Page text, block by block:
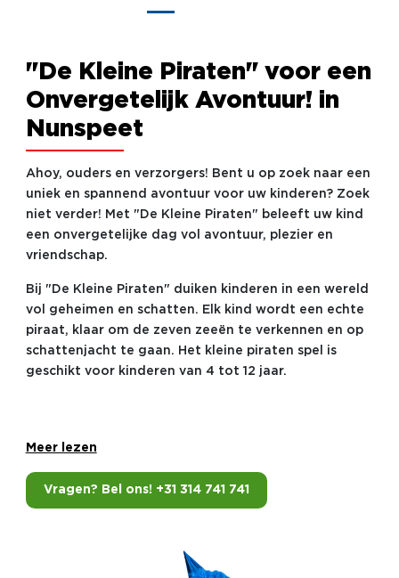
"De Kleine Piraten" voor een
Onvergetelijk Avontuur! in
Nunspeet
Ahoy, ouders en verzorgers! Bent u op zoek naar een
uniek en spannend avontuur voor uw kinderen? Zoek
niet verder! Met "De Kleine Piraten" beleeft uw kind
een onvergetelijke dag vol avontuur, plezier en
vriendschap.
Bij "De Kleine Piraten" duiken kinderen in een wereld
vol geheimen en schatten. Elk kind wordt een echte
piraat, klaar om de zeven zeeën te verkennen en op
schattenjacht te gaan. Het kleine piraten spel is
geschikt voor kinderen van 4 tot 12 jaar.
Meer lezen
Vragen? Bel ons! +31 314 741 741